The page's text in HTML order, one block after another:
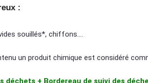
:
souillés*, chiffons….
un produit chimique est considéré
déchets + Bordereau de suivi des